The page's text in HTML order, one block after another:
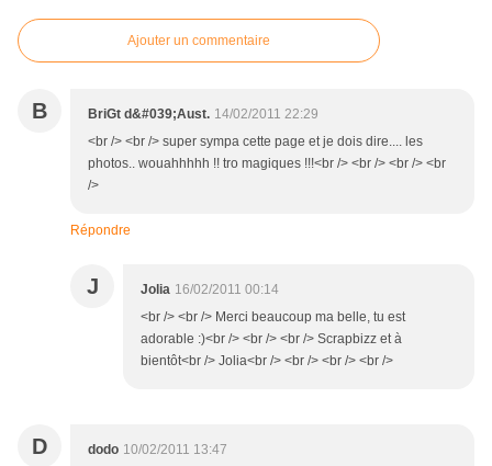
Ajouter un commentaire
B BriGt d&#039;Aust. 14/02/2011 22:29
<br /> <br /> super sympa cette page et je dois dire.... les
photos.. wouahhhhh !! tro magiques !!!<br /> <br /> <br /> <br
/>
Répondre
J Jolia 16/02/2011 00:14
<br /> <br /> Merci beaucoup ma belle, tu est
adorable :)<br /> <br /> <br /> Scrapbizz et à
bientôt<br /> Jolia<br /> <br /> <br /> <br />
D dodo 10/02/2011 13:47